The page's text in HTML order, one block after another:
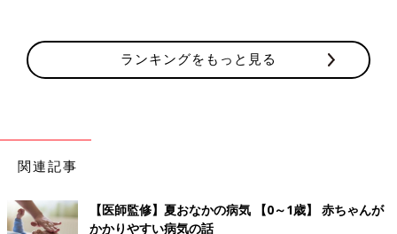
ランキングをもっと見る
関連記事
【医師監修】夏おなかの病気 【0～1歳】 赤ちゃんが
かかりやすい病気の話